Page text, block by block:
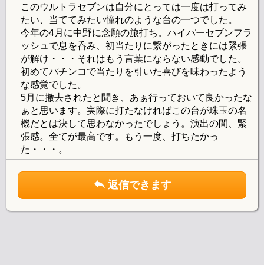
このウルトラセブンは自分にとっては一度は打ってみ
たい、当ててみたい憧れのような台の一つでした。
今年の4月に中野に念願の旅打ち。ハイパーセブンフラ
ッシュで息を呑み、初当たりに繋がったときには緊張
が解け・・・それはもう言葉にならない感動でした。
初めてパチンコで当たりを引いた喜びを味わったよう
な感覚でした。
5月に撤去されたと聞き、あぁ行っておいて良かったな
ぁと思います。実際に打たなければこの台が珠玉の名
機だとは決して思わなかったでしょう。演出の間、緊
張感。全てが最高です。もう一度、打ちたかっ
た・・・。
返信できます